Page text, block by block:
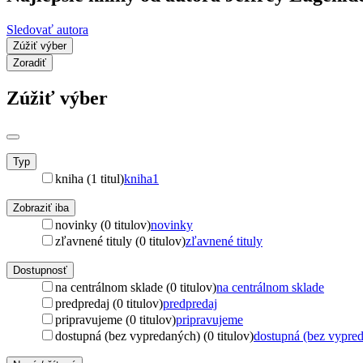
Sledovať autora
Zúžiť výber
Zoradiť
Zúžiť výber
Typ
kniha (1 titul)kniha1
Zobraziť iba
novinky (0 titulov)novinky
zľavnené tituly (0 titulov)zľavnené tituly
Dostupnosť
na centrálnom sklade (0 titulov)na centrálnom sklade
predpredaj (0 titulov)predpredaj
pripravujeme (0 titulov)pripravujeme
dostupná (bez vypredaných) (0 titulov)dostupná (bez